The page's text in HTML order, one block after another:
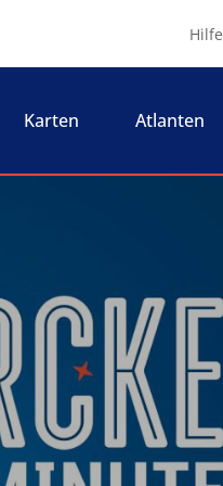
Hilfe
Karten Atlanten